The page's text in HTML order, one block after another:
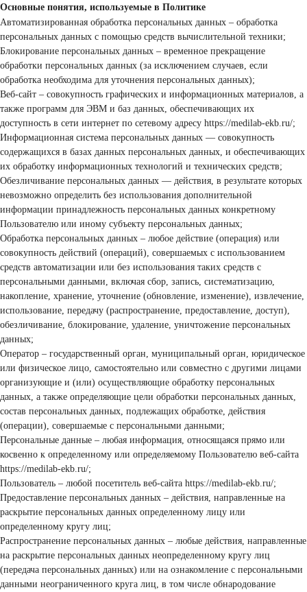
Основные понятия, используемые в Политике
Автоматизированная обработка персональных данных – обработка
персональных данных с помощью средств вычислительной техники;
Блокирование персональных данных – временное прекращение
обработки персональных данных (за исключением случаев, если
обработка необходима для уточнения персональных данных);
Веб-сайт – совокупность графических и информационных материалов, а
также программ для ЭВМ и баз данных, обеспечивающих их
доступность в сети интернет по сетевому адресу https://medilab-ekb.ru/;
Информационная система персональных данных — совокупность
содержащихся в базах данных персональных данных, и обеспечивающих
их обработку информационных технологий и технических средств;
Обезличивание персональных данных — действия, в результате которых
невозможно определить без использования дополнительной
информации принадлежность персональных данных конкретному
Пользователю или иному субъекту персональных данных;
Обработка персональных данных – любое действие (операция) или
совокупность действий (операций), совершаемых с использованием
средств автоматизации или без использования таких средств с
персональными данными, включая сбор, запись, систематизацию,
накопление, хранение, уточнение (обновление, изменение), извлечение,
использование, передачу (распространение, предоставление, доступ),
обезличивание, блокирование, удаление, уничтожение персональных
данных;
Оператор – государственный орган, муниципальный орган, юридическое
или физическое лицо, самостоятельно или совместно с другими лицами
организующие и (или) осуществляющие обработку персональных
данных, а также определяющие цели обработки персональных данных,
состав персональных данных, подлежащих обработке, действия
(операции), совершаемые с персональными данными;
Персональные данные – любая информация, относящаяся прямо или
косвенно к определенному или определяемому Пользователю веб-сайта
https://medilab-ekb.ru/;
Пользователь – любой посетитель веб-сайта https://medilab-ekb.ru/;
Предоставление персональных данных – действия, направленные на
раскрытие персональных данных определенному лицу или
определенному кругу лиц;
Распространение персональных данных – любые действия, направленные
на раскрытие персональных данных неопределенному кругу лиц
(передача персональных данных) или на ознакомление с персональными
данными неограниченного круга лиц, в том числе обнародование